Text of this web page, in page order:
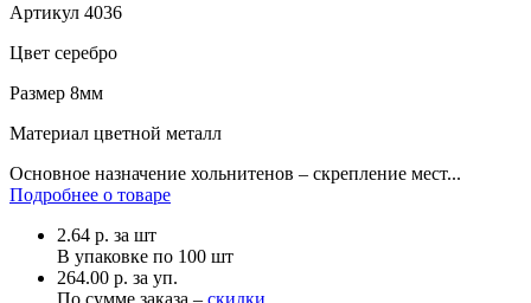
Артикул 4036
Цвет серебро
Размер 8мм
Материал цветной металл
Основное назначение хольнитенов – скрепление мест...
Подробнее о товаре
2.64 р. за шт
В упаковке по 100 шт
264.00 р. за уп.
По сумме заказа – скидки